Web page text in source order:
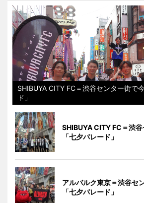
SHIBUYA CITY FC＝渋谷センター街で
ド」
SHIBUYA CITY FC＝渋
「七夕パレード」
アルバルク東京＝渋谷セ
「七夕パレード」